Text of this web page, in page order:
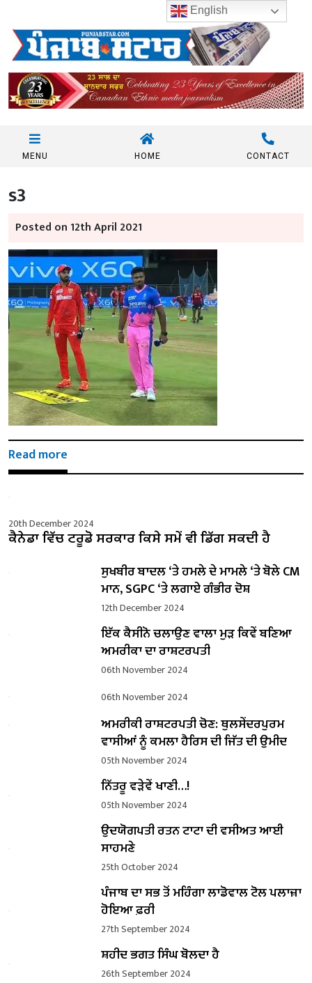
MENU HOME CONTACT
s3
Posted on 12th April 2021
Read more
20th December 2024
ਕੈਨੇਡਾ ਵਿੱਚ ਟਰੂਡੋ ਸਰਕਾਰ ਕਿਸੇ ਸਮੇਂ ਵੀ ਡਿੱਗ ਸਕਦੀ ਹੈ
ਸੁਖਬੀਰ ਬਾਦਲ ‘ਤੇ ਹਮਲੇ ਦੇ ਮਾਮਲੇ ‘ਤੇ ਬੋਲੇ ​​CM
ਮਾਨ, SGPC ‘ਤੇ ਲਗਾਏ ਗੰਭੀਰ ਦੋਸ਼
12th December 2024
ਇੱਕ ਕੈਸੀਨੋ ਚਲਾਉਣ ਵਾਲਾ ਮੁੜ ਕਿਵੇਂ ਬਣਿਆ
ਅਮਰੀਕਾ ਦਾ ਰਾਸ਼ਟਰਪਤੀ
06th November 2024
06th November 2024
ਅਮਰੀਕੀ ਰਾਸ਼ਟਰਪਤੀ ਚੋਣ: ਥੁਲਸੇਂਦਰਪੁਰਮ
ਵਾਸੀਆਂ ਨੂੰ ਕਮਲਾ ਹੈਰਿਸ ਦੀ ਜਿੱਤ ਦੀ ਉਮੀਦ
05th November 2024
ਨਿੱਤਰੂ ਵੜੇਵੇਂ ਖਾਣੀ…!
05th November 2024
ਉਦਯੋਗਪਤੀ ਰਤਨ ਟਾਟਾ ਦੀ ਵਸੀਅਤ ਆਈ
ਸਾਹਮਣੇ
25th October 2024
ਪੰਜਾਬ ਦਾ ਸਭ ਤੋਂ ਮਹਿੰਗਾ ਲਾਡੋਵਾਲ ਟੋਲ ਪਲਾਜ਼ਾ
ਹੋਇਆ ਫ਼ਰੀ
27th September 2024
ਸ਼ਹੀਦ ਭਗਤ ਸਿੰਘ ਬੋਲਦਾ ਹੈ
26th September 2024
English